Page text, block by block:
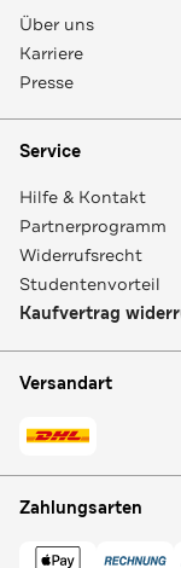
Über uns
Karriere
Presse
Service
Hilfe & Kontakt
Partnerprogramm
Widerrufsrecht
Studentenvorteil
Kaufvertrag
Versandart
Zahlungsarten